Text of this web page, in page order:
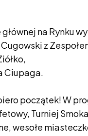
na Rynku
z
Ciupaga.
początek! W
Turniej
wesołe